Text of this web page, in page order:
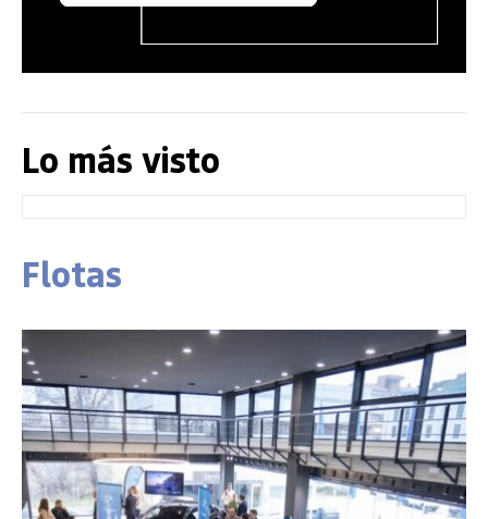
Lo más visto
Flotas